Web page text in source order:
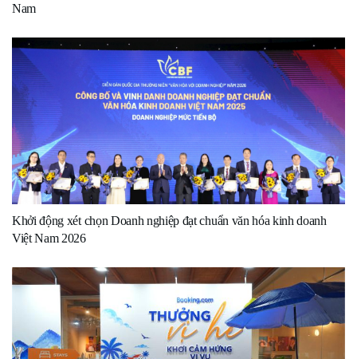
Nam
Khởi động xét chọn Doanh nghiệp đạt chuẩn văn hóa kinh doanh
Việt Nam 2026